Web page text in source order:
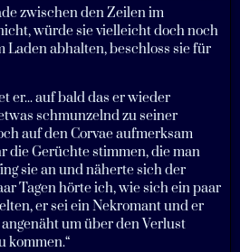
zwischen den Zeilen im
würde sie vielleicht doch noch
Laden abhalten, beschloss sie für
er... auf bald das er wieder
schmunzelnd zu seiner
auf den Corvae aufmerksam
die Gerüchte stimmen, die man
sie an und näherte sich der
Tagen hörte ich, wie sich ein paar
er sei ein Nekromant und er
um über den Verlust
kommen.“